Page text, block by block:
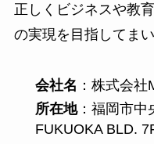
正しくビジネスや教
の実現を目指してまい
会社名 ：株式会社
所在地：福岡市中
FUKUOKA BLD.